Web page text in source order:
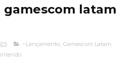
latam
~Lançamento, Gamescom Latam,